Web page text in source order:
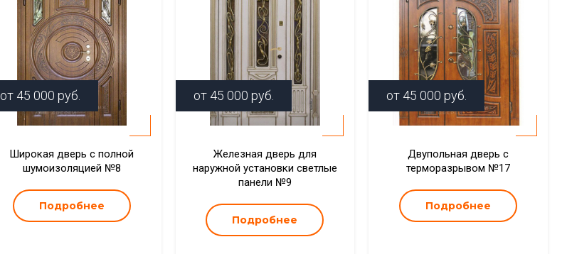
от 45 000 руб.
Широкая дверь с полной
шумоизоляцией №8
Подробнее
от 45 000 руб.
Железная дверь для
наружной установки светлые
панели №9
Подробнее
от 45 000 руб.
Двупольная дверь с
терморазрывом №17
Подробнее